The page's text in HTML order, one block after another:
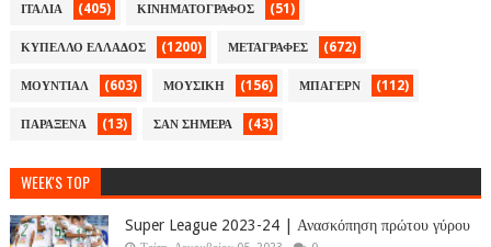
ΙΤΑΛΙΑ (405) ΚΙΝΗΜΑΤΟΓΡΑΦΟΣ (51)
ΚΥΠΕΛΛΟ ΕΛΛΑΔΟΣ (1200) ΜΕΤΑΓΡΑΦΕΣ (672)
ΜΟΥΝΤΙΑΛ (603) ΜΟΥΣΙΚΗ (156) ΜΠΑΓΕΡΝ (112)
ΠΑΡΑΞΕΝΑ (13) ΣΑΝ ΣΗΜΕΡΑ (43)
WEEK'S TOP
Super League 2023-24 | Ανασκόπηση πρώτου γύρου